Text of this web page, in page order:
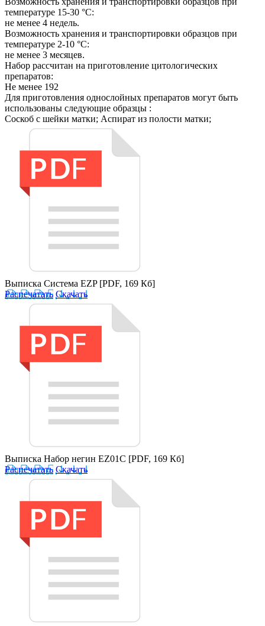
температуре 15-30 °C:
не менее 4 недель.
Возможность хранения и транспортировки образцов при
температуре 2-10 °C:
не менее 3 месяцев.
Набор рассчитан на приготовление цитологических
препаратов:
Не менее 192
Для приготовления однослойных препаратов могут быть
использованы следующие образцы :
Соскоб с шейки матки; Аспират из полости матки;
Выписка Система EZP [PDF, 169 Кб]
Распечатать Скачать
Выписка Набор негин EZ01C [PDF, 169 Кб]
Распечатать Скачать